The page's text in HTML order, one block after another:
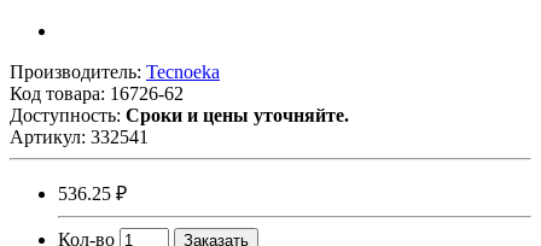
Производитель: Tecnoeka
Код товара: 16726-62
Доступность: Сроки и цены уточняйте.
Артикул: 332541
536.25 ₽
Кол-во Заказать